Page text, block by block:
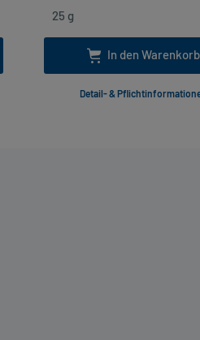
In den Warenkorb
Detail- &